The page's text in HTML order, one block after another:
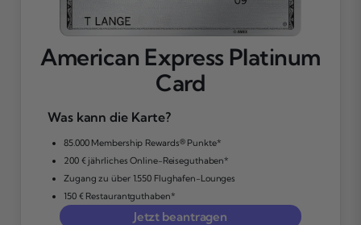
American Express Platinum
Card
Was kann die Karte?
85.000 Membership Rewards® Punkte*
200 € jährliches Online-Reiseguthaben*
Zugang zu über 1.550 Flughafen-Lounges
150 € Restaurantguthaben*
Jetzt beantragen